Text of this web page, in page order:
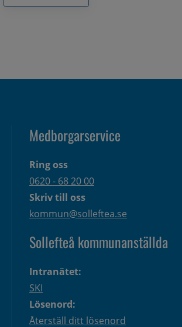
Medborgarservice
Ring oss
0620 - 68 20 00
Skriv till oss
kommun@solleftea.se
Sollefteå kommunanställda
Intranätet:
SKI
Lösenord:
Återställ ditt lösenord